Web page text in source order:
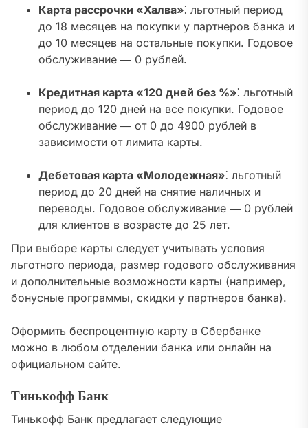
Карта рассрочки «Халва»⁚ льготный период
до 18 месяцев на покупки у партнеров банка и
до 10 месяцев на остальные покупки. Годовое
обслуживание ― 0 рублей.
Кредитная карта «120 дней без %»⁚ льготный
период до 120 дней на все покупки. Годовое
обслуживание ― от 0 до 4900 рублей в
зависимости от лимита карты.
Дебетовая карта «Молодежная»⁚ льготный
период до 20 дней на снятие наличных и
переводы. Годовое обслуживание ― 0 рублей
для клиентов в возрасте до 25 лет.
При выборе карты следует учитывать условия
льготного периода, размер годового обслуживания
и дополнительные возможности карты (например,
бонусные программы, скидки у партнеров банка).
Оформить беспроцентную карту в Сбербанке
можно в любом отделении банка или онлайн на
официальном сайте.
Тинькофф Банк
Тинькофф Банк предлагает следующие